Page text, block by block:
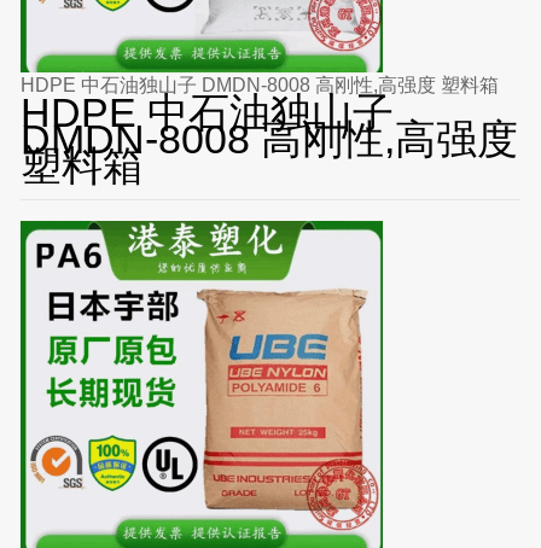
HDPE 中石油独山子 DMDN-8008 高刚性,高强度 塑料箱
HDPE 中石油独山子
DMDN-8008 高刚性,高强度
塑料箱